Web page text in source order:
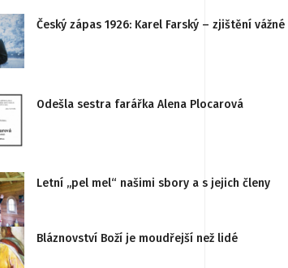
Český zápas 1926: Karel Farský – zjištění
Odešla sestra farářka Alena Plocarová
Letní „pel mel“ našimi sbory a s jejich členy
Bláznovství Boží je moudřejší než lidé